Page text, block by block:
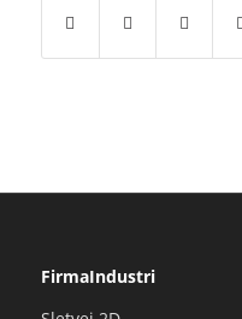
FirmaIndustri